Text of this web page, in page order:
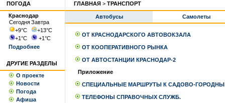
ПОГОДА
Краснодар
СегодняЗавтра
+9°С +13°С
+1°С +1°С
Подробнее
ДРУГИЕ РАЗДЕЛЫ
О проекте
Новости
Погода
Афиша
ГЛАВНАЯ > ТРАНСПОРТ
Автобусы Самолеты
ОТ КРАСНОДАРСКОГО АВТОВОКЗАЛА
ОТ КООПЕРАТИВНОГО РЫНКА
ОТ АВТОСТАНЦИИ КРАСНОДАР-2
Приложение
СПЕЦИАЛЬНЫЕ МАРШРУТЫ К САДОВО-
ТЕЛЕФОНЫ СПРАВОЧНЫХ СЛУЖБ.